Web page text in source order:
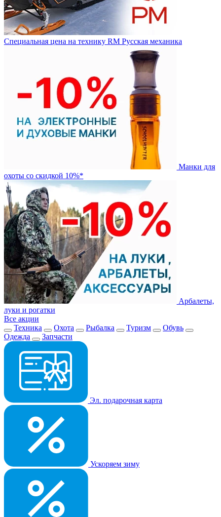
Специальная цена на технику RM Русская механика
Манки для
охоты со скидкой 10%*
Арбалеты,
луки и рогатки
Все акции
Техника
Охота Рыбалка Туризм
Обувь
Одежда
Запчасти
Эл. подарочная карта
Ускоряем зиму